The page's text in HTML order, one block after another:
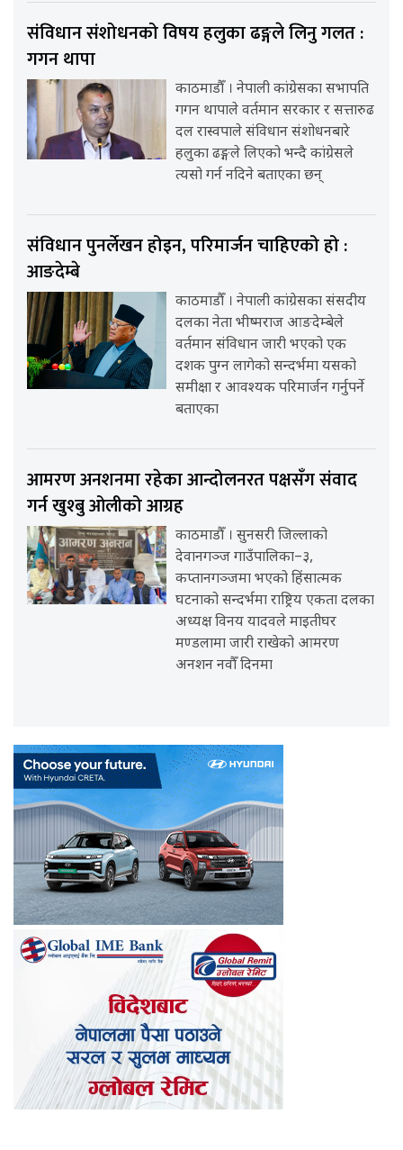
संविधान संशोधनको विषय हलुका ढङ्गले लिनु गलत :
गगन थापा
काठमाडौँ । नेपाली कांग्रेसका सभापति
गगन थापाले वर्तमान सरकार र सत्तारुढ
दल रास्वपाले संविधान संशोधनबारे
हलुका ढङ्गले लिएको भन्दै कांग्रेसले
त्यसो गर्न नदिने बताएका छन्
संविधान पुनर्लेखन होइन, परिमार्जन चाहिएको हो :
आङदेम्बे
काठमाडौँ । नेपाली कांग्रेसका संसदीय
दलका नेता भीष्मराज आङदेम्बेले
वर्तमान संविधान जारी भएको एक
दशक पुग्न लागेको सन्दर्भमा यसको
समीक्षा र आवश्यक परिमार्जन गर्नुपर्ने
बताएका
आमरण अनशनमा रहेका आन्दोलनरत पक्षसँग संवाद
गर्न खुश्बु ओलीको आग्रह
काठमाडौँ । सुनसरी जिल्लाको
देवानगञ्ज गाउँपालिका–३,
कप्तानगञ्जमा भएको हिंसात्मक
घटनाको सन्दर्भमा राष्ट्रिय एकता दलका
अध्यक्ष विनय यादवले माइतीघर
मण्डलामा जारी राखेको आमरण
अनशन नवौँ दिनमा